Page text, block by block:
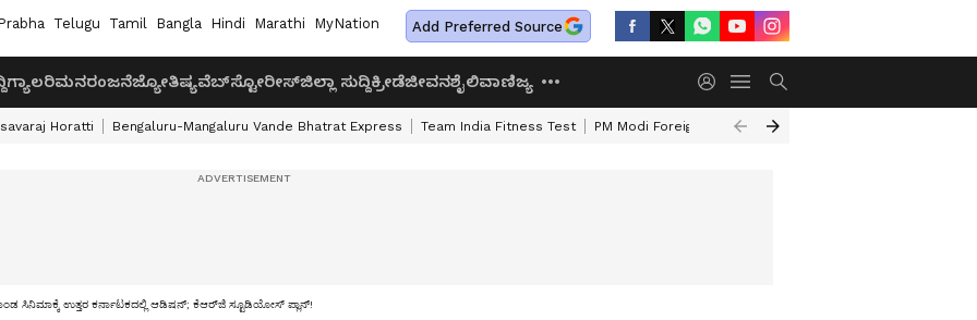
Telugu Tamil Bangla Hindi Marathi MyNation Add Preferred Source
ಗ್ಯಾಲರಿಮನರಂಜನೆಜ್ಯೋತಿಷ್ಯವೆಬ್‌ಸ್ಟೋರೀಸ್ಜಿಲ್ಲಾ ಸುದ್ದಿಕ್ರೀಡೆಜೀವನಶೈಲಿವಾಣಿಜ್ಯ
Horatti Bengaluru-Mangaluru Vande Bhatrat Express Team India Fitness Test PM Modi Foreign Travel Expenditure
ಸಿನಿಮಾಕ್ಕೆ ಉತ್ತರ ಕರ್ನಾಟಕದಲ್ಲಿ ಆಡಿಷನ್‌; ಕೆಆರ್‌ಜಿ ಸ್ಟೂಡಿಯೋಸ್ ಪ್ಲಾನ್!